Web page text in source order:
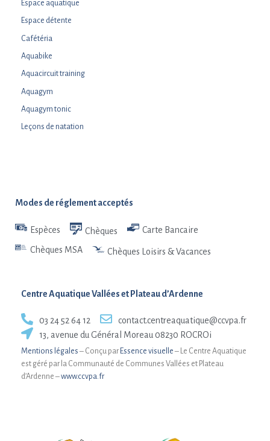
Espace aquatique
Espace détente
Cafétéria
Aquabike
Aquacircuit training
Aquagym
Aquagym tonic
Leçons de natation
Modes de réglement acceptés
Espèces Chèques Carte Bancaire
Chèques MSA Chèques Loisirs & Vacances
Centre Aquatique Vallées et Plateau d’Ardenne
03 24 52 64 12
contact.centreaquatique@ccvpa.fr
13, avenue du Général Moreau 08230 ROCROi
Mentions légales – Conçu par Essence visuelle – Le Centre Aquatique
est géré par la Communauté de Communes Vallées et Plateau
d’Ardenne –www.ccvpa.fr